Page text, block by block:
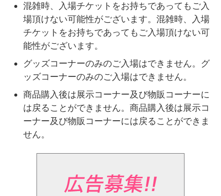
混雑時、入場チケットをお持ちであってもご入
場頂けない可能性がございます。混雑時、入場
チケットをお持ちであってもご入場頂けない可
能性がございます。
グッズコーナーのみのご入場はできません。グ
ッズコーナーのみのご入場はできません。
商品購入後は展示コーナー及び物販コーナーに
は戻ることができません。商品購入後は展示コ
ーナー及び物販コーナーには戻ることができま
せん。